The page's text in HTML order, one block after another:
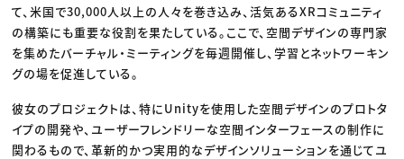
て、米国で30,000人以上の人々を巻き込み、活気あるXRコミュニティ
の構築にも重要な役割を果たしている。ここで、空間デザインの専門家
を集めたバーチャル・ミーティングを毎週開催し、学習とネットワーキン
グの場を促進している。
彼女のプロジェクトは、特にUnityを使用した空間デザインのプロトタ
イプの開発や、ユーザーフレンドリーな空間インターフェースの制作に
関わるもので、革新的かつ実用的なデザインソリューションを通じてユ